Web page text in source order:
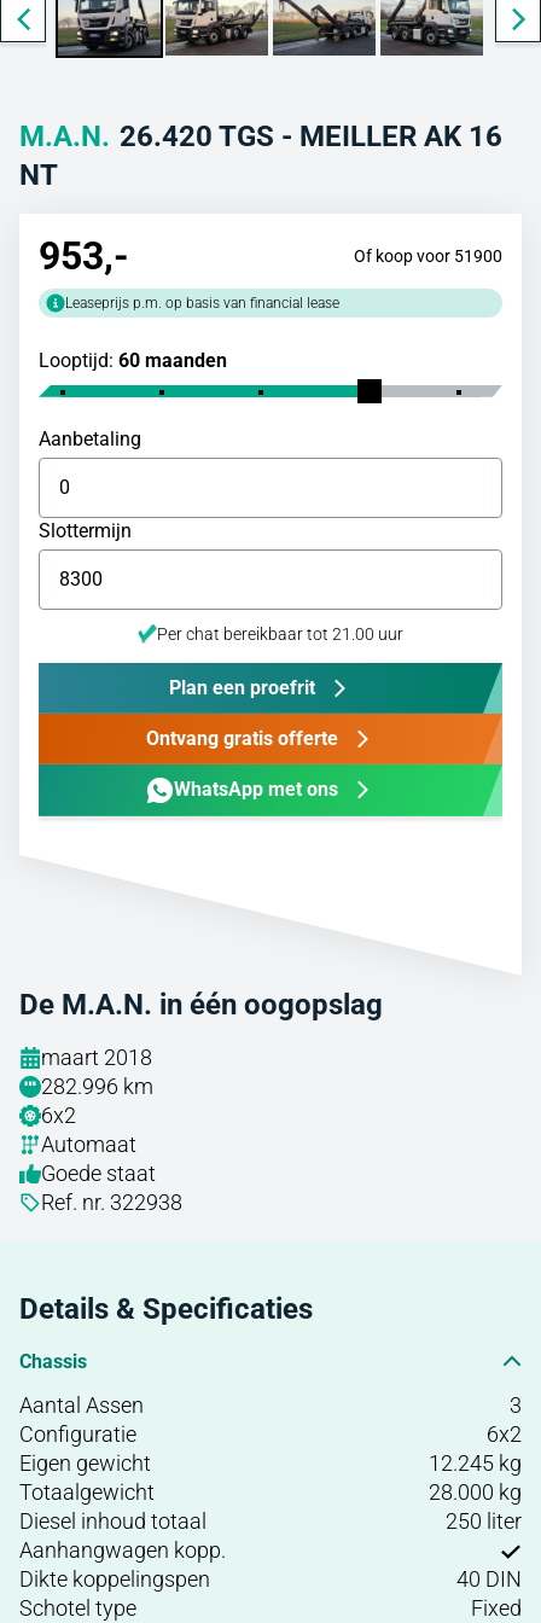
M.A.N. 26.420 TGS - MEILLER AK 16
NT
De M.A.N. in één oogopslag
maart 2018
282.996 km
6x2
Automaat
Goede staat
Ref. nr. 322938
Details & Specificaties
Chassis
Aantal Assen
3
Configuratie
6x2
Eigen gewicht
12.245 kg
Totaalgewicht
28.000 kg
Diesel inhoud totaal
250 liter
Aanhangwagen kopp.
Dikte koppelingspen
40 DIN
Schotel type
Fixed
953,- Of koop voor 51900
Leaseprijs p.m. op basis van financial lease
Looptijd: 60 maanden
Aanbetaling
Slottermijn
Per chat bereikbaar tot 21.00 uur
Plan een proefrit
Ontvang gratis offerte
WhatsApp met ons